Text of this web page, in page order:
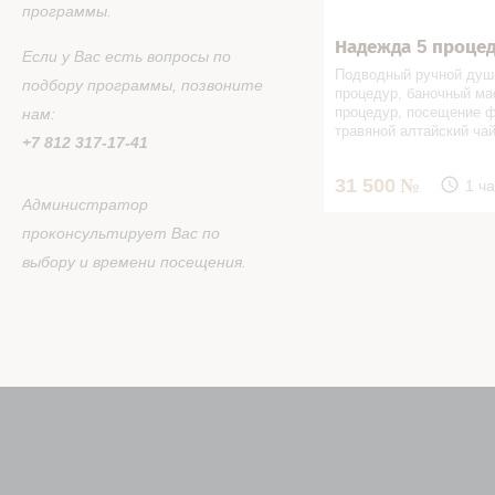
программы.
Если у Вас есть вопросы по
подбору программы, позвоните
нам:
+7 812 317-17-41
Администратор
проконсультирует Вас по
выбору и времени посещения.
Надежда 5
Подводный ручной
процедур, баночный
процедур, посещение
травяной алтайский чай
31 500 1
Записаться